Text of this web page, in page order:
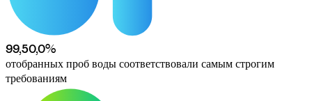
99,50,0%
отобранных проб воды соответствовали самым строгим
требованиям